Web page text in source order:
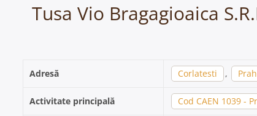
Tusa Vio Bragagioaica
Adresă Corlatesti ,
Activitate principală Cod CAEN 1039 -